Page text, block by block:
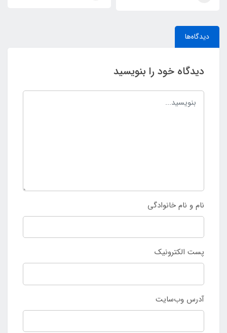
دیدگاه‌ها
دیدگاه خود را بنویسید
نام و نام خانوادگی
پست الکترونیک
آدرس وب‌سایت